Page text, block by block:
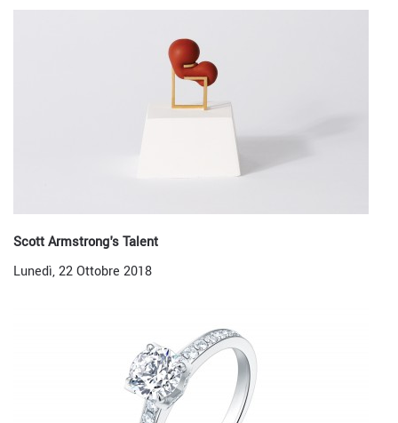
Scott Armstrong's Talent
Lunedì, 22 Ottobre 2018